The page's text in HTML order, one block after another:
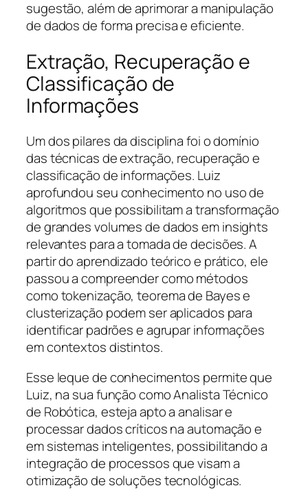
sugestão, além de aprimorar a manipulação
de dados de forma precisa e eficiente.
Extração, Recuperação e
Classificação de
Informações
Um dos pilares da disciplina foi o domínio
das técnicas de extração, recuperação e
classificação de informações. Luiz
aprofundou seu conhecimento no uso de
algoritmos que possibilitam a transformação
de grandes volumes de dados em insights
relevantes para a tomada de decisões. A
partir do aprendizado teórico e prático, ele
passou a compreender como métodos
como tokenização, teorema de Bayes e
clusterização podem ser aplicados para
identificar padrões e agrupar informações
em contextos distintos.
Esse leque de conhecimentos permite que
Luiz, na sua função como Analista Técnico
de Robótica, esteja apto a analisar e
processar dados críticos na automação e
em sistemas inteligentes, possibilitando a
integração de processos que visam a
otimização de soluções tecnológicas.